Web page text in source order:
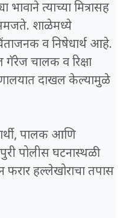
त्याच्या मित्रासह
शाळेमध्ये
व निषेधार्थ आहे.
गॅरेज चालक व रिक्षा
दाखल केल्यामुळे
पालक आणि
पोलीस घटनास्थळी
हल्लेखोराचा तपास